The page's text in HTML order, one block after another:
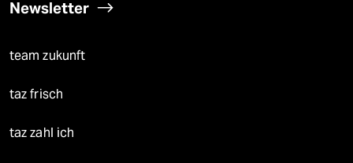
Newsletter
team zukunft
taz frisch
taz zahl ich